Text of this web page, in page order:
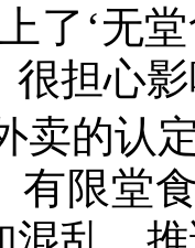
了‘无
很担心
卖的认
有限堂